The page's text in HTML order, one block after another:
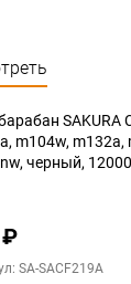
SAKURA
черный,
₽
SA-SACF219A